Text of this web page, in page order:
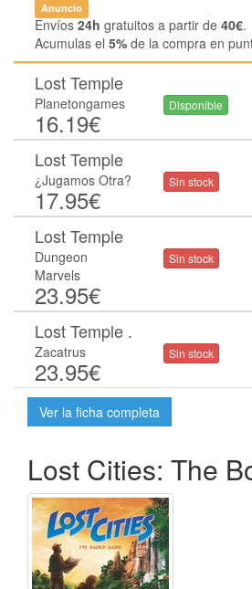
Anuncio
Envíos 24h gratuitos a partir de 40€.
Acumulas el 5% de la compra en
Lost Temple
Planetongames
16.19€
Disponible
Lost Temple
¿Jugamos Otra?
17.95€
Sin stock
Lost Temple
Dungeon
Marvels
23.95€
Sin stock
Lost Temple .
Zacatrus
23.95€
Sin stock
Ver la ficha completa
Lost Cities: The